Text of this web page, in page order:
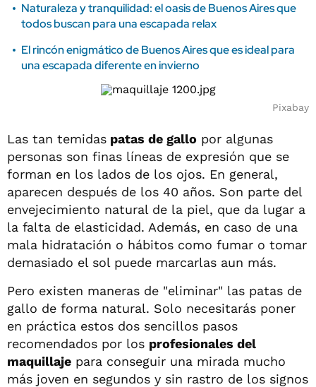
Naturaleza y tranquilidad: el oasis de Buenos Aires que
todos buscan para una escapada relax
El rincón enigmático de Buenos Aires que es ideal para
una escapada diferente en invierno
Pixabay
Las tan temidas patas de gallo por algunas
personas son finas líneas de expresión que se
forman en los lados de los ojos. En general,
aparecen después de los 40 años. Son parte del
envejecimiento natural de la piel, que da lugar a
la falta de elasticidad. Además, en caso de una
mala hidratación o hábitos como fumar o tomar
demasiado el sol puede marcarlas aun más.
Pero existen maneras de "eliminar" las patas de
gallo de forma natural. Solo necesitarás poner
en práctica estos dos sencillos pasos
recomendados por los profesionales del
maquillaje para conseguir una mirada mucho
más joven en segundos y sin rastro de los signos